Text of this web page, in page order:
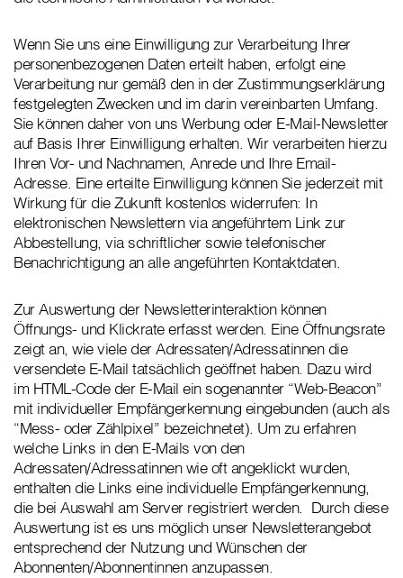
Wenn Sie uns eine Einwilligung zur Verarbeitung Ihrer
personenbezogenen Daten erteilt haben, erfolgt eine
Verarbeitung nur gemäß den in der Zustimmungserklärung
festgelegten Zwecken und im darin vereinbarten Umfang.
Sie können daher von uns Werbung oder E-Mail-Newsletter
auf Basis Ihrer Einwilligung erhalten. Wir verarbeiten hierzu
Ihren Vor- und Nachnamen, Anrede und Ihre Email-
Adresse. Eine erteilte Einwilligung können Sie jederzeit mit
Wirkung für die Zukunft kostenlos widerrufen: In
elektronischen Newslettern via angeführtem Link zur
Abbestellung, via schriftlicher sowie telefonischer
Benachrichtigung an alle angeführten Kontaktdaten.
Zur Auswertung der Newsletterinteraktion können
Öffnungs- und Klickrate erfasst werden. Eine Öffnungsrate
zeigt an, wie viele der Adressaten/Adressatinnen die
versendete E-Mail tatsächlich geöffnet haben. Dazu wird
im HTML-Code der E-Mail ein sogenannter “Web-Beacon”
mit individueller Empfängerkennung eingebunden (auch als
“Mess- oder Zählpixel” bezeichnetet). Um zu erfahren
welche Links in den E-Mails von den
Adressaten/Adressatinnen wie oft angeklickt wurden,
enthalten die Links eine individuelle Empfängerkennung,
die bei Auswahl am Server registriert werden. Durch diese
Auswertung ist es uns möglich unser Newsletterangebot
entsprechend der Nutzung und Wünschen der
Abonnenten/Abonnentinnen anzupassen.